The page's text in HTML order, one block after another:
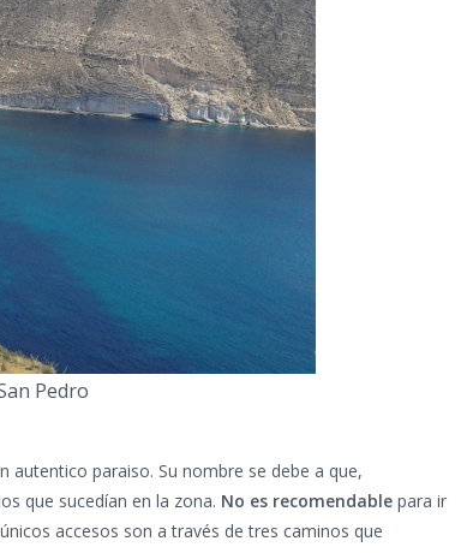
Pedro
autentico paraiso. Su nombre se debe a que,
que sucedían en la zona. No es recomendable para ir
accesos son a través de tres caminos que